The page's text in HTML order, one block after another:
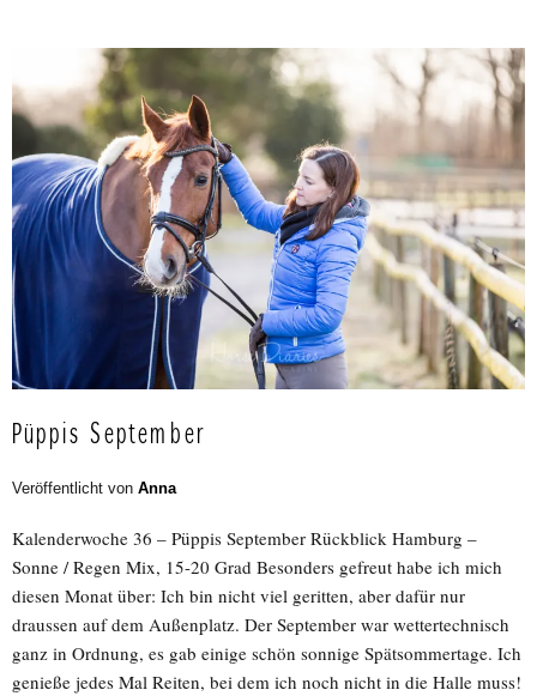
Püppis September
Veröffentlicht von Anna
Kalenderwoche 36 – Püppis September Rückblick Hamburg –
Sonne / Regen Mix, 15-20 Grad Besonders gefreut habe ich mich
diesen Monat über: Ich bin nicht viel geritten, aber dafür nur
draussen auf dem Außenplatz. Der September war wettertechnisch
ganz in Ordnung, es gab einige schön sonnige Spätsommertage. Ich
genieße jedes Mal Reiten, bei dem ich noch nicht in die Halle muss!